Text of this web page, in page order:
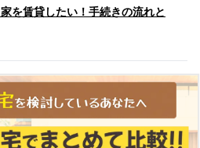
を賃貸したい！手続きの流れと